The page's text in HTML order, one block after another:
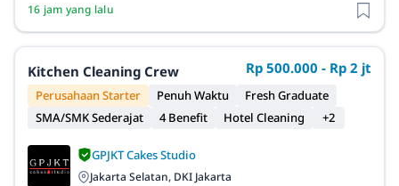
16 jam yang lalu
Kitchen Cleaning Crew Rp 500.000 - Rp 2 jt
Perusahaan Starter Penuh Waktu
Fresh Graduate
SMA/SMK Sederajat
4 Benefit Hotel Cleaning +2
GPJKT Cakes Studio
Jakarta Selatan, DKI Jakarta